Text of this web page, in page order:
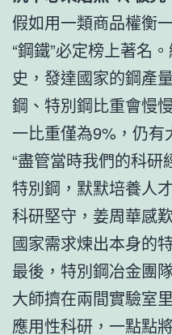
假如用一類商品權衡
“鋼鐵”必定榜上著名
史，發達國家的鋼產
鋼、特別鋼比重會慢
一比重僅為9%，仍有
“盡管當時我們的科
特別鋼，默默培養人
科研堅守，姜周華感
國家需求煉出本身的
最後，特別鋼冶金團
大師擠在兩間實驗室
應用性科研，一點點